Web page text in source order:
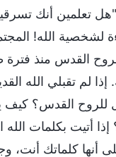
تعلمين أنك
الله!
القدس منذ
لم تقبلي الله
للروح القدس؟ كيف
أتيت بكلمات الله
أنها كلماتك أنت،